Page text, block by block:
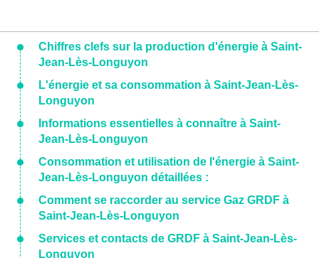
Chiffres clefs sur la production d'énergie à Saint-
Jean-Lès-Longuyon
L'énergie et sa consommation à Saint-Jean-Lès-
Longuyon
Informations essentielles à connaître à Saint-
Jean-Lès-Longuyon
Consommation et utilisation de l'énergie à Saint-
Jean-Lès-Longuyon détaillées :
Comment se raccorder au service Gaz GRDF à
Saint-Jean-Lès-Longuyon
Services et contacts de GRDF à Saint-Jean-Lès-
Longuyon